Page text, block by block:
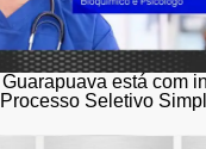
está com
Seletivo